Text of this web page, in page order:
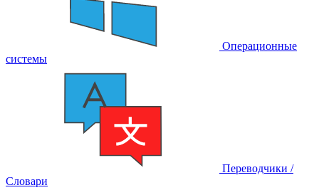
Операционные
системы
Переводчики /
Словари